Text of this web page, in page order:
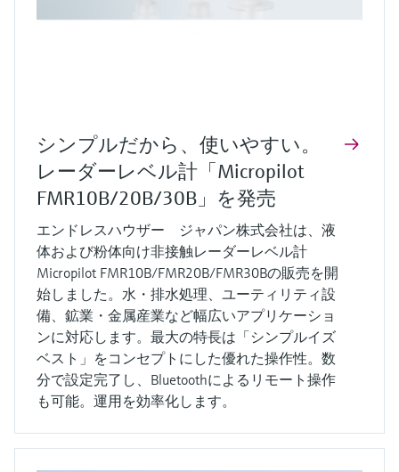
シンプルだから、使いやすい。
レーダーレベル計「Micropilot
FMR10B/20B/30B」を発売
エンドレスハウザー ジャパン株式会社は、液
体および粉体向け非接触レーダーレベル計
Micropilot FMR10B/FMR20B/FMR30Bの販売を開
始しました。水・排水処理、ユーティリティ設
備、鉱業・金属産業など幅広いアプリケーショ
ンに対応します。最大の特長は「シンプルイズ
ベスト」をコンセプトにした優れた操作性。数
分で設定完了し、Bluetoothによるリモート操作
も可能。運用を効率化します。